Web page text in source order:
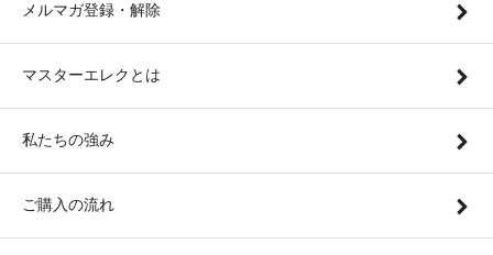
メルマガ登録・解除
マスターエレクとは
私たちの強み
ご購入の流れ